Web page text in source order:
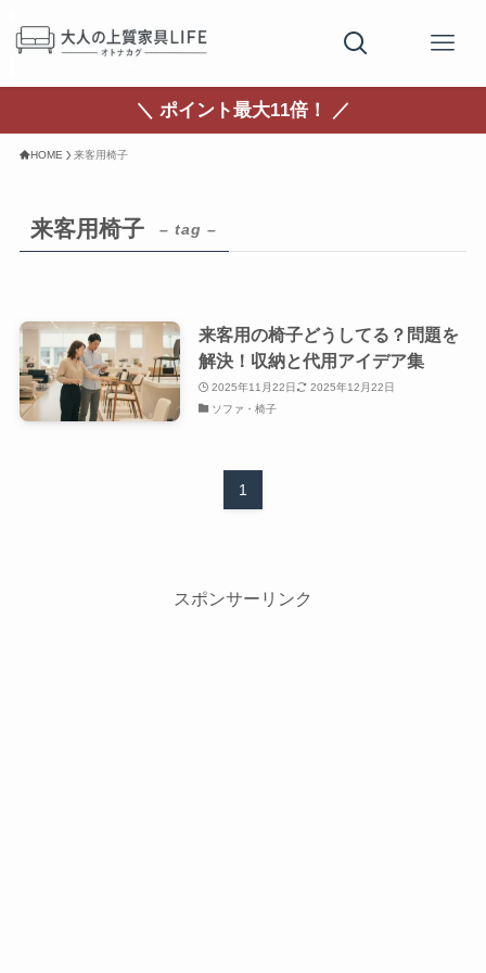
＼ ポイント最大11倍！ ／
HOME 来客用椅子
来客用椅子 – tag –
来客用の椅子どうしてる？問題を
解決！収納と代用アイデア集
2025年11月22日
2025年12月22日
ソファ・椅子
1
スポンサーリンク